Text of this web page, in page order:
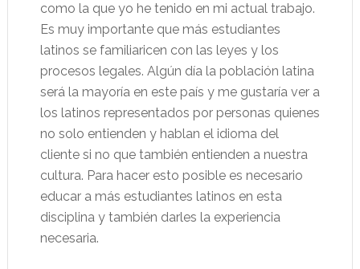
como la que yo he tenido en mi actual trabajo.
Es muy importante que más estudiantes
latinos se familiaricen con las leyes y los
procesos legales. Algún día la población latina
será la mayoría en este país y me gustaría ver a
los latinos representados por personas quienes
no solo entienden y hablan el idioma del
cliente si no que también entienden a nuestra
cultura. Para hacer esto posible es necesario
educar a más estudiantes latinos en esta
disciplina y también darles la experiencia
necesaria.